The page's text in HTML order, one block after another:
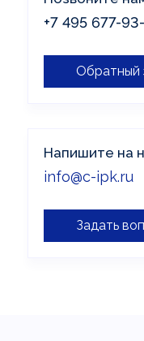
+7 495 677-
Обратный
Напишите на
info@c-ipk.ru
Задать